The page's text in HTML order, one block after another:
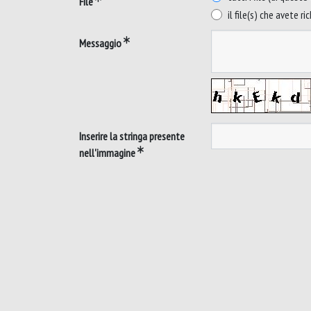
il file(s) che avete
Messaggio
Inserire la stringa presente
nell'immagine